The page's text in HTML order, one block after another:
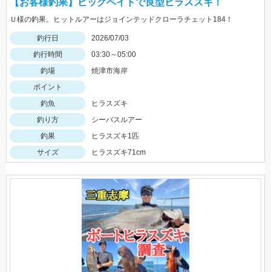
Ｕ様の釣果。ヒットルアーはジョインテッドクローラチェット184！
釣行日
2026/07/03
釣行時間
03:30～05:00
釣場
焼津市海岸
ポイント
釣魚
ヒラスズキ
釣り方
シーバスルアー
釣果
ヒラスズキ1匹
サイズ
ヒラスズキ71cm